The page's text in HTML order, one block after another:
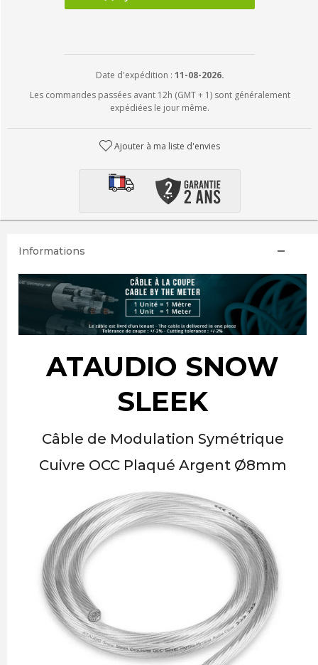
Date d'expédition : 11-08-2026.
Les commandes passées avant 12h (GMT + 1) sont généralement
expédiées le jour même.
Ajouter à ma liste d'envies
Informations
ATAUDIO SNOW
SLEEK
Câble de Modulation Symétrique
Cuivre OCC Plaqué Argent Ø8mm